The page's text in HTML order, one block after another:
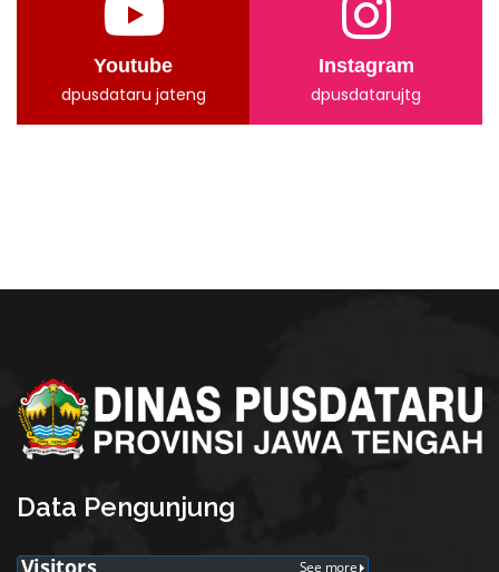
Youtube
dpusdataru jateng
Instagram
dpusdatarujtg
Data Pengunjung